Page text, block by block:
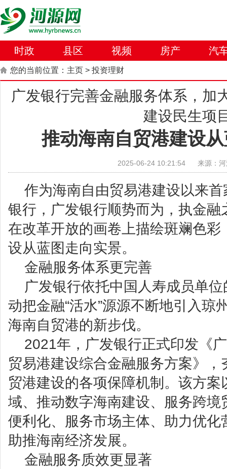
时政 县区 视频 房产 汽
您的当前位置： 主页 > 投资理财
广发银行完善金融服务体系，加
建设民生项
推动海南自贸港建设
2025-06-24 10:21:54 来源：
作为海南自由贸易港建设以来
银行，广发银行顺势而为，执金融
在改革开放的画卷上描绘斑斓色彩
设从蓝图走向实景。
金融服务体系更完善
广发银行依托中国人寿成员单
动把金融“活水”源源不断地引入琼
海南自贸港的新步伐。
2021年，广发银行正式印发《
贸易港建设综合金融服务方案》
贸港建设的各项保障机制。该方案
域、推动数字海南建设、服务跨境
便利化、服务市场主体、助力优化
助推海南经济发展。
金融服务质效更显著